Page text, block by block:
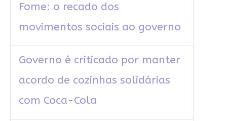
Fome: o recado dos
movimentos sociais ao governo
Governo é criticado por manter
acordo de cozinhas solidárias
com Coca-Cola